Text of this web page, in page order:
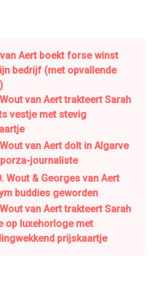
Aert boekt forse winst
bedrijf (met opvallende
van Aert trakteert Sarah
vestje met stevig
van Aert dolt in Algarve
journaliste
Wout & Georges van Aert
buddies geworden
van Aert trakteert Sarah
op luxehorloge met
prijskaartje